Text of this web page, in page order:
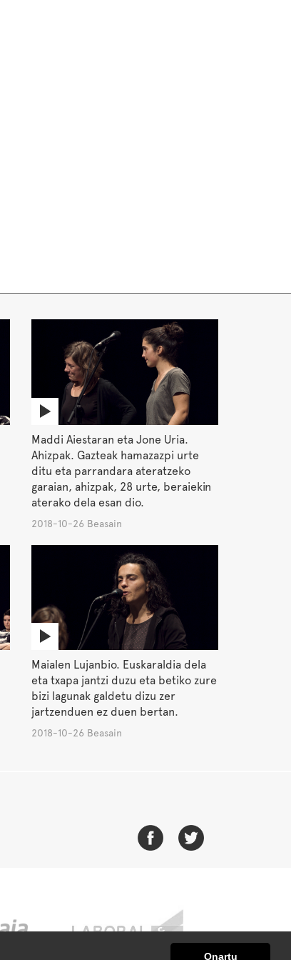
Onartu
Maddi Aiestaran eta Jone Uria.
Ahizpak. Gazteak hamazazpi urte
ditu eta parrandara ateratzeko
garaian, ahizpak, 28 urte, beraiekin
aterako dela esan dio.
2018-10-26 Beasain
Maialen Lujanbio. Euskaraldia dela
eta txapa jantzi duzu eta betiko zure
bizi lagunak galdetu dizu zer
jartzenduen ez duen bertan.
2018-10-26 Beasain